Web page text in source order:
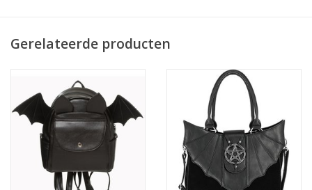
Gerelateerde producten